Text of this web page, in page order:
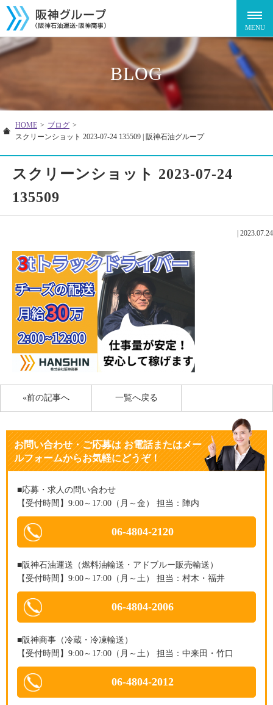
BLOG
HOME > ブログ >
スクリーンショット 2023-07-24 135509 | 阪神石油グループ
スクリーンショット 2023-07-24
135509
2023.07.24
«前の記事へ 一覧へ戻る
お問い合わせ・ご応募はお電話またはメー
ルフォームからお気軽にどうぞ！
■応募・求人の問い合わせ
【受付時間】9:00～17:00（月～金） 担当：陣内
06-4804-2120
■阪神石油運送（燃料油輸送・アドブルー販売輸送）
【受付時間】9:00～17:00（月～土） 担当：村木・福井
06-4804-2006
■阪神商事（冷蔵・冷凍輸送）
【受付時間】9:00～17:00（月～土） 担当：中来田・竹口
06-4804-2012